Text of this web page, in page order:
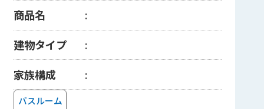
商品名
建物タイプ
家族構成
バスルーム